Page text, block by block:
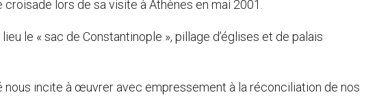
lors de sa visite à Athènes en mai 2001.
le « sac de Constantinople », pillage d’églises et de palais
nous incite à œuvrer avec empressement à la réconciliation de nos